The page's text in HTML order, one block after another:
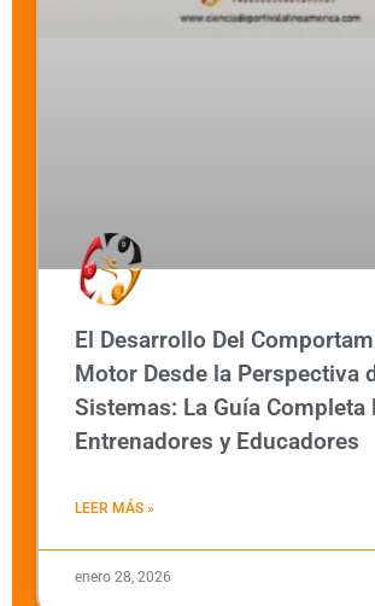
El Desarrollo Del
Motor Desde la Perspectiva
Sistemas: La Guía Completa
Entrenadores y Educadores
LEER MÁS »
enero 28, 2026